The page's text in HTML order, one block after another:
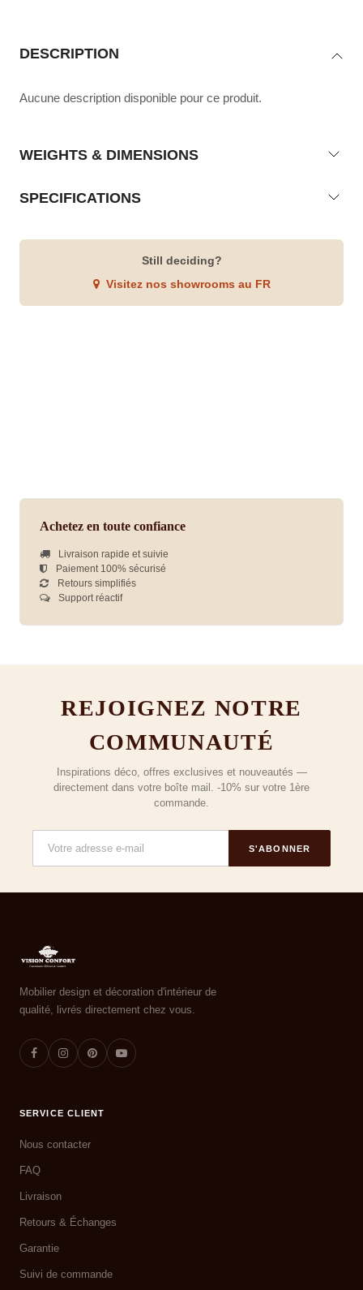
DESCRIPTION
Aucune description disponible pour ce produit.
WEIGHTS & DIMENSIONS
SPECIFICATIONS
Still deciding?
Visitez nos showrooms au FR
Achetez en toute confiance
Livraison rapide et suivie
Paiement 100% sécurisé
Retours simplifiés
Support réactif
REJOIGNEZ NOTRE
COMMUNAUTÉ
Inspirations déco, offres exclusives et nouveautés —
directement dans votre boîte mail. -10% sur votre 1ère
commande.
S'ABONNER
Mobilier design et décoration d'intérieur de
qualité, livrés directement chez vous.
SERVICE CLIENT
Nous contacter
FAQ
Livraison
Retours & Échanges
Garantie
Suivi de commande